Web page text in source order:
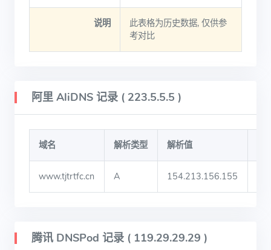
说明
此表格为历史数据, 仅供参
考对比
阿里 AliDNS 记录 ( 223.5.5.5 )
域名 解析类型 解析值
www.tjtrtfc.cn A 154.213.156.155
腾讯 DNSPod 记录 ( 119.29.29.29 )